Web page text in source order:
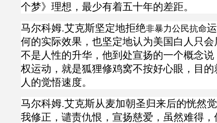
个梦》理想，最少有着五十年的差距。
马尔科姆.艾克斯坚定地拒绝非暴力公民抗命
何的实际效果，也坚定地认为美国白人只
不是人性的升华，他到处宣扬的一个概念
权运动，就是狐狸修鸡窝不按好心眼，目
人的觉悟速度。
马尔科姆.艾克斯从麦加朝圣归来后的恍然
我修正， 谴责仇恨，宣扬慈爱， 虽然难得